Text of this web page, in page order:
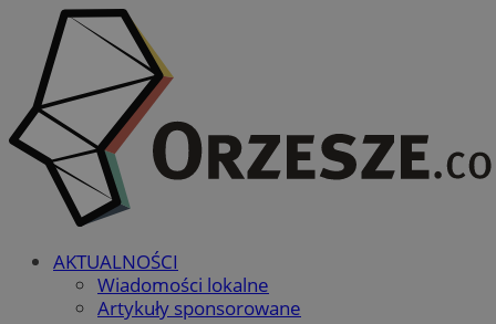
AKTUALNOŚCI
Wiadomości lokalne
Artykuły sponsorowane